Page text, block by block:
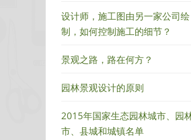
设计师，施工图由另一家公司绘
制，如何控制施工的细节？
景观之路，路在何方？
园林景观设计的原则
2015年国家生态园林城市、园
市、县城和城镇名单